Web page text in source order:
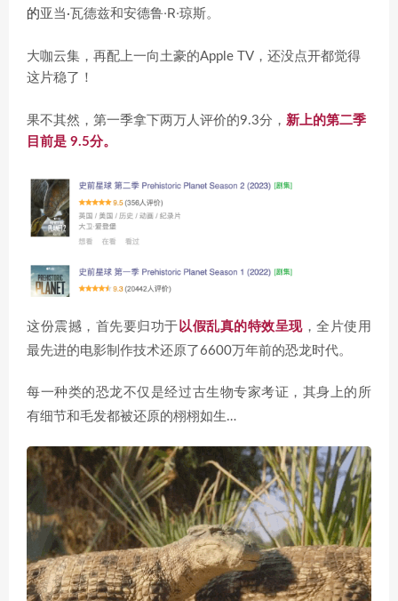
的亚当·瓦德兹和安德鲁·R·琼斯。
大咖云集，再配上一向土豪的Apple TV，还没点开都觉得
这片稳了！
果不其然，第一季拿下两万人评价的9.3分， 新上的第二季
目前是 9.5分。
这份震撼，首先要归功于以假乱真的特效呈现，全片使用
最先进的电影制作技术还原了6600万年前的恐龙时代。
每一种类的恐龙不仅是经过古生物专家考证，其身上的所
有细节和毛发都被还原的栩栩如生…